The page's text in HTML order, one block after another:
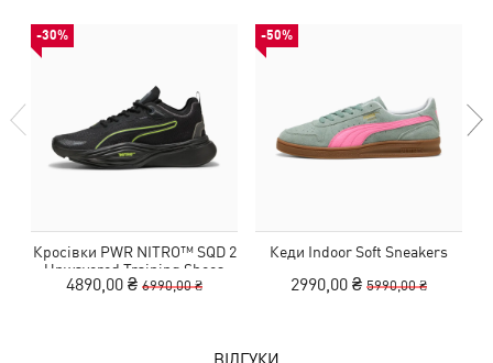
-30%
Кросівки PWR NITRO™ SQD 2
Unwavered Training Shoes
4890,00 ₴ 6990,00 ₴
-50%
Кеди Indoor Soft Sneakers
2990,00 ₴ 5990,00 ₴
ВІДГУКИ